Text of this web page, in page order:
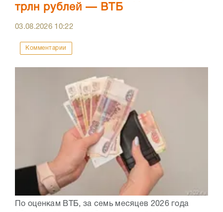
трлн рублей — ВТБ
03.08.2026 10:22
Комментарии
По оценкам ВТБ, за семь месяцев 2026 года